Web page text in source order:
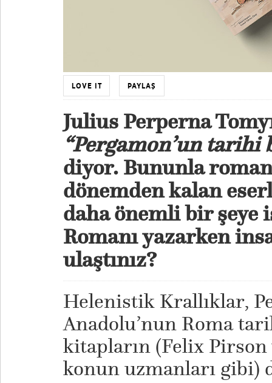
LOVE IT PAYLAŞ
Julius Perperna
“Pergamon’un tarihi
diyor. Bununla
dönemden kalan
daha önemli bir şeye
Romanı yazarken
ulaştınız?
Helenistik Krallıklar,
Anadolu’nun Roma
kitapların (Felix Pirson
konun uzmanları gibi)